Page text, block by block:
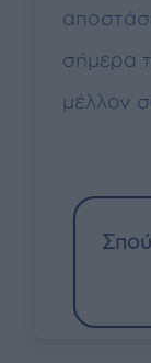
σήμερα
μέλλον